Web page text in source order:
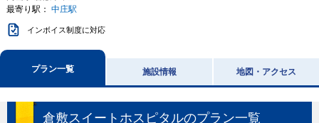
最寄り駅： 中庄駅
インボイス制度に対応
プラン一覧 施設情報 地図・アクセス
倉敷スイートホスピタルのプラン一覧